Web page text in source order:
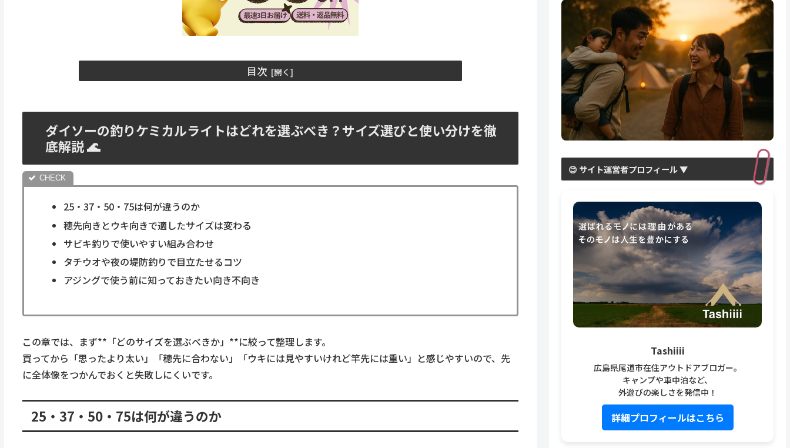
目次
ダイソーの釣りケミカルライトはどれを選ぶべき？サイズ選びと使い分けを徹
底解説 🌊
25・37・50・75は何が違うのか
穂先向きとウキ向きで適したサイズは変わる
サビキ釣りで使いやすい組み合わせ
タチウオや夜の堤防釣りで目立たせるコツ
アジングで使う前に知っておきたい向き不向き
この章では、まず**「どのサイズを選ぶべきか」**に絞って整理します。
買ってから「思ったより太い」「穂先に合わない」「ウキには見やすいけれど竿先には重い」と感じやすいので、先
に全体像をつかんでおくと失敗しにくいです。
25・37・50・75は何が違うのか
😊 サイト運営者プロフィール ▼
Tashiiii
広島県尾道市在住アウトドアブロガー。
キャンプや車中泊など、
外遊びの楽しさを発信中！
詳細プロフィールはこちら